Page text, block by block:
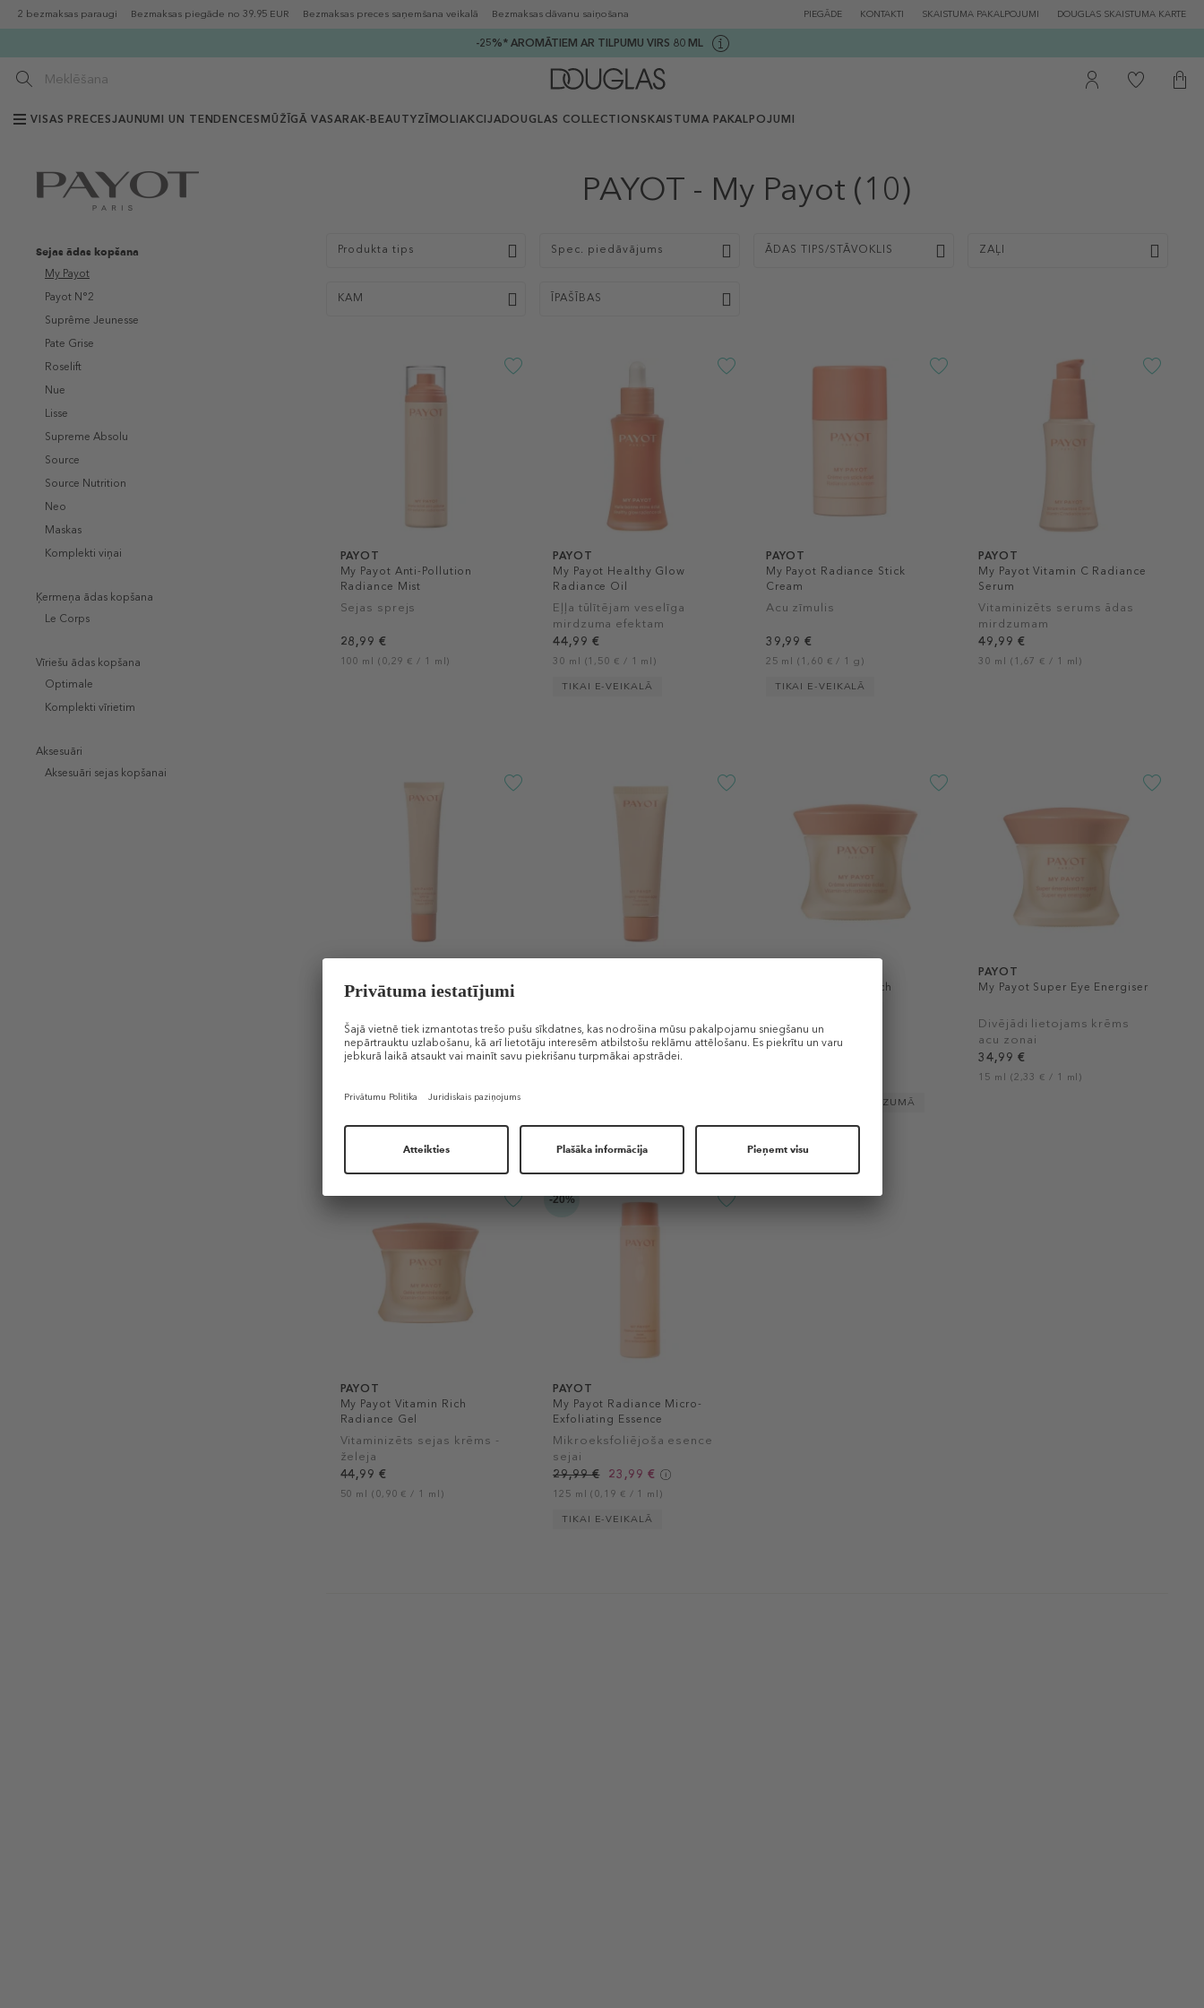
2 bezmaksas paraugi Bezmaksas piegāde no 39.95 EUR Bezmaksas preces saņemšana veikalā Bezmaksas dāvanu saiņošana PIEGĀDE KONTAKTI SKAISTUMA PAKALPOJUMI DOUGLAS SKAISTUMA KARTE
-25%* AROMĀTIEM AR TILPUMU VIRS 80 ML
VISAS PRECESJAUNUMI UN TENDENCES MŪŽĪGĀ VASARAK-BEAUTYZĪMOLIAKCIJADOUGLAS COLLECTION SKAISTUMA PAKALPOJUMI
Sejas ādas kopšana
My Payot
Payot N°2
Suprême Jeunesse
Pate Grise
Roselift
Nue
Lisse
Supreme Absolu
Source
Source Nutrition
Neo
Maskas
Komplekti viņai
Ķermeņa ādas kopšana
Le Corps
Vīriešu ādas kopšana
Optimale
Komplekti vīrietim
Aksesuāri
Aksesuāri sejas kopšanai
PAYOT - My Payot (10)
Produkta tips Spec. piedāvājums ĀDAS TIPS/STĀVOKLIS ZAĻI
KAM ĪPAŠĪBAS
PAYOT
My Payot Anti-Pollution
Radiance Mist
Sejas sprejs
28,99 €
100 ml (0,29 € / 1 ml)
PAYOT
My Payot Healthy Glow
Radiance Oil
Eļļa tūlītējam veselīga
mirdzuma efektam
44,99 €
30 ml (1,50 € / 1 ml)
TIKAI E-VEIKALĀ
PAYOT
My Payot Radiance Stick
Cream
Acu zīmulis
39,99 €
25 ml (1,60 € / 1 g)
TIKAI E-VEIKALĀ
PAYOT
My Payot Vitamin C Radiance
Serum
Vitaminizēts serums ādas
mirdzumam
49,99 €
30 ml (1,67 € / 1 ml)
Tinted Radiance Cream SPF
Sejas krēms ar toni
39,99 €
Sejas maska
34,99 €
My Payot Vitamin Rich
Sejas krēms
IEROBEŽOTĀ DAUDZUMĀ
PAYOT
My Payot Super Eye Energiser
Divējādi lietojams krēms
acu zonai
34,99 €
15 ml (2,33 € / 1 ml)
PAYOT
My Payot Vitamin Rich
Radiance Gel
Vitaminizēts sejas krēms -
želeja
44,99 €
50 ml (0,90 € / 1 ml)
-20%
PAYOT
My Payot Radiance Micro-
Exfoliating Essence
Mikroeksfoliējoša esence
sejai
29,99 €
23,99 €
125 ml (0,19 € / 1 ml)
TIKAI E-VEIKALĀ